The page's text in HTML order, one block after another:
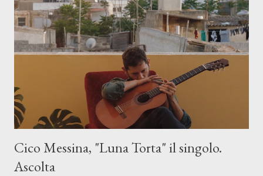
Cico Messina, "Luna Torta" il singolo.
Ascolta